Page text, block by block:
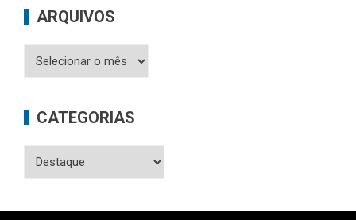
ARQUIVOS
Arquivos
CATEGORIAS
Categorias